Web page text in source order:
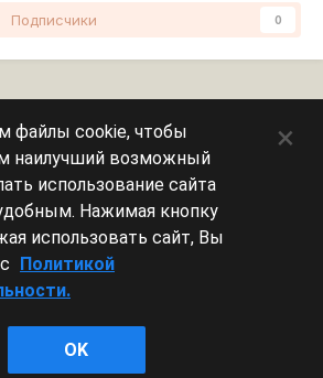
Подписчики 0
просматривает.
Леста Игры
by Invision Community
файлы cookie, чтобы
наилучший возможный
использование сайта
Нажимая кнопку
использовать сайт, Вы
Политикой
OK
×